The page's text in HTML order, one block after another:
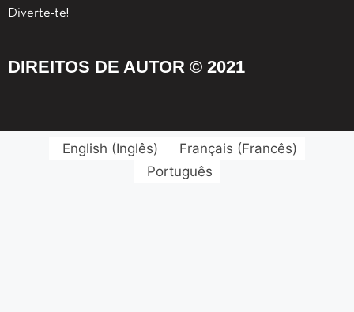
Diverte-te!
DIREITOS DE AUTOR © 2021
English (Inglês) Français (Francês)
Português